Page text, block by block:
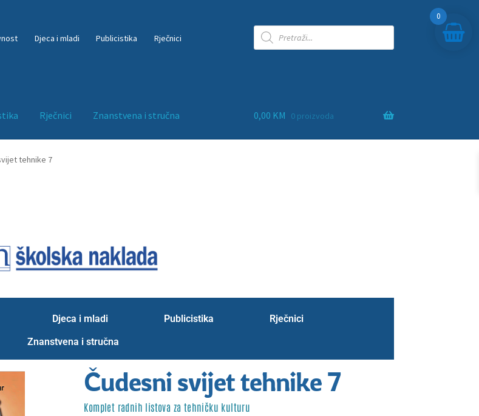
Djeca i mladi Publicistika Rječnici
Rječnici Znanstvena i stručna
kosara My account
PublicistikaRječniciTrgovina Udžbenici
0,00 KM 0 proizvoda
tehnike 7
Djeca i mladi Publicistika
Rječnici
Znanstvena i stručna
Čudesni svijet tehnike 7
Komplet radnih listova za tehničku kulturu
0